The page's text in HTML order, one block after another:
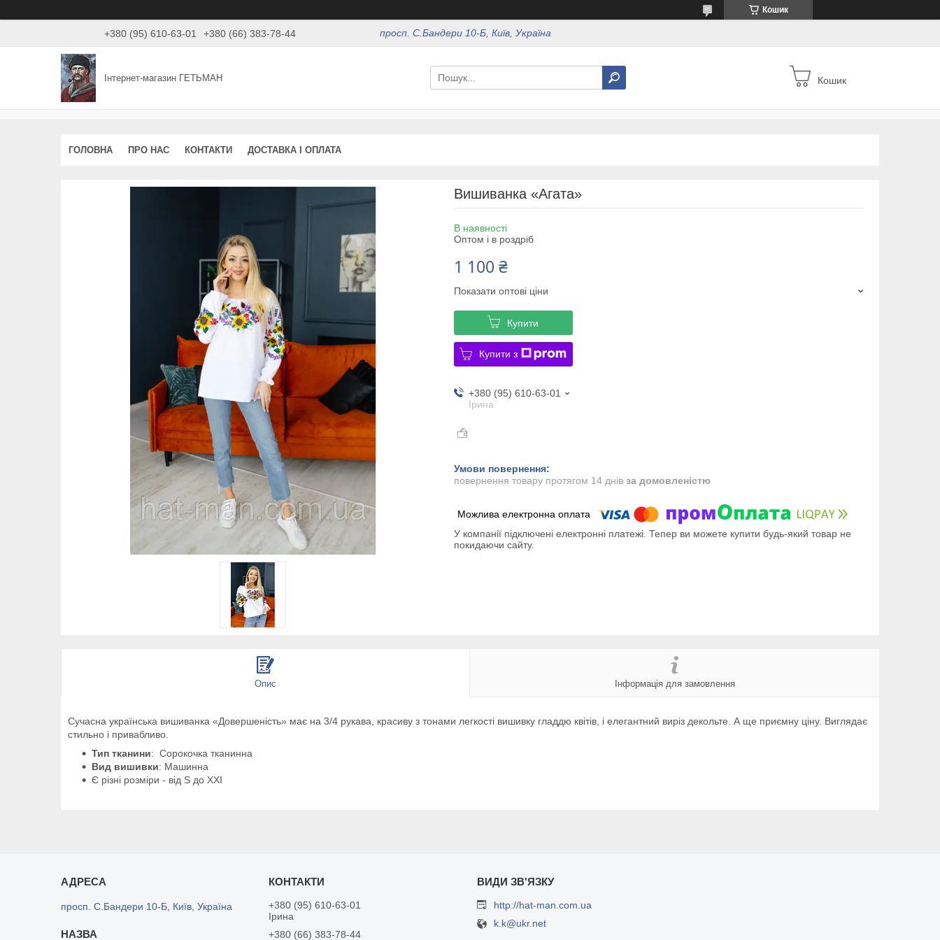
Кошик
+380 (95) 610-63-01 +380 (66) 383-78-44 просп. С.Бандери 10-Б, Київ, Україна
Інтернет-магазин ГЕТЬМАН Кошик
ГОЛОВНА ПРО НАС КОНТАКТИ ДОСТАВКА І ОПЛАТА
Вишиванка «Агата»
В наявності
Оптом і в роздріб
1 100 ₴
Показати оптові ціни
Купити
Купити з
+380 (95) 610-63-01
Ірина
повернення товару протягом 14 днів за домовленістю
У компанії підключені електронні платежі. Тепер ви можете купити будь-який товар не
покидаючи сайту.
Опис Інформація для замовлення
Сучасна українська вишиванка «Довершеність» має на 3/4 рукава, красиву з тонами легкості вишивку гладдю квітів, і елегантний виріз декольте. А ще приємну ціну. Виглядає
стильно і привабливо.
Тип тканини: Сорокочка тканинна
Вид вишивки: Машинна
Є різні розміри - від S до ХХI
просп. С.Бандери 10-Б, Київ, Україна
+380 (95) 610-63-01
Ірина
+380 (66) 383-78-44
http://hat-man.com.ua
k.k@ukr.net